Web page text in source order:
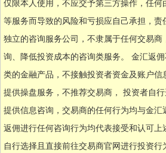
仅限本人使用，不应交予第三方操作，任何
等服务而导致的风险和亏损应自己承担，责
独立的咨询服务公司，不隶属于任何交易商
询、降低投资成本的咨询类服务。 金汇返
类的金融产品，不接触投资者资金及账户信
提供操盘服务，不推荐交易商， 投资者自
提供信息咨询，交易商的任何行为均与金汇
返佣进行任何咨询行为均代表接受和认可上
自行选择且直接前往交易商官网进行投资